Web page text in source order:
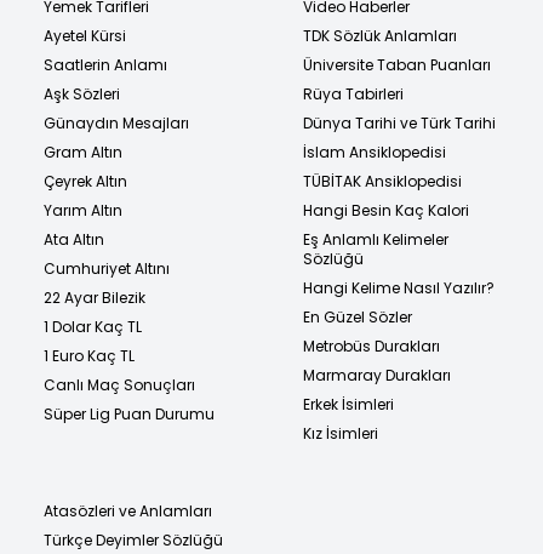
Yemek Tarifleri
Ayetel Kürsi
Saatlerin Anlamı
Aşk Sözleri
Günaydın Mesajları
Gram Altın
Çeyrek Altın
Yarım Altın
Ata Altın
Cumhuriyet Altını
22 Ayar Bilezik
1 Dolar Kaç TL
1 Euro Kaç TL
Canlı Maç Sonuçları
Süper Lig Puan Durumu
Video Haberler
TDK Sözlük Anlamları
Üniversite Taban Puanları
Rüya Tabirleri
Dünya Tarihi ve Türk Tarihi
İslam Ansiklopedisi
TÜBİTAK Ansiklopedisi
Hangi Besin Kaç Kalori
Eş Anlamlı Kelimeler
Sözlüğü
Hangi Kelime Nasıl Yazılır?
En Güzel Sözler
Metrobüs Durakları
Marmaray Durakları
Erkek İsimleri
Kız İsimleri
Atasözleri ve Anlamları
Türkçe Deyimler Sözlüğü